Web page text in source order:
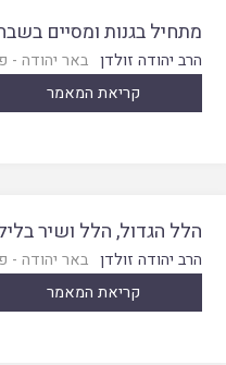
מתחיל בגנות ומסיים
הרב יהודה זולדן באר יהודה -
קריאת המאמר
הלל הגדול, הלל ושיר
הרב יהודה זולדן באר יהודה -
קריאת המאמר